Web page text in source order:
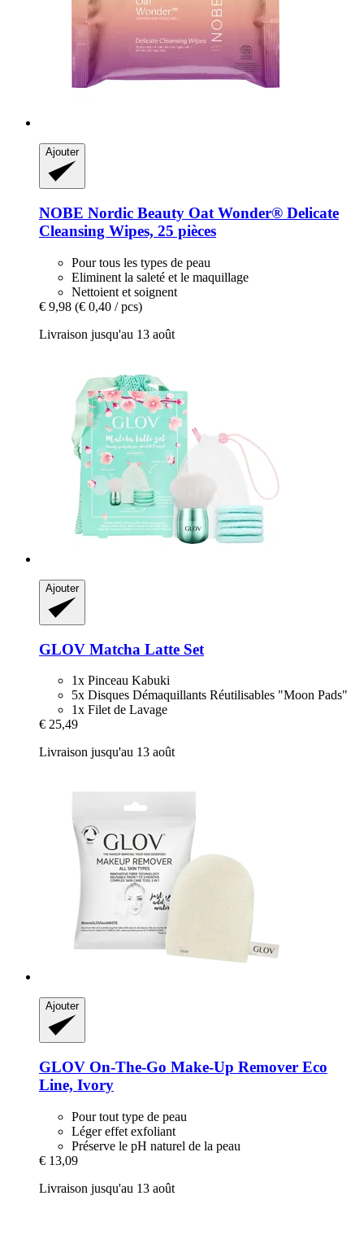
Ajouter
NOBE Nordic Beauty Oat Wonder® Delicate
Cleansing Wipes, 25 pièces
Pour tous les types de peau
Eliminent la saleté et le maquillage
Nettoient et soignent
€ 9,98 (€ 0,40 / pcs)
Livraison jusqu'au 13 août
Ajouter
GLOV Matcha Latte Set
1x Pinceau Kabuki
5x Disques Démaquillants Réutilisables "Moon Pads"
1x Filet de Lavage
€ 25,49
Livraison jusqu'au 13 août
Ajouter
GLOV On-​The-​Go Make-​Up Remover Eco
Line, Ivory
Pour tout type de peau
Léger effet exfoliant
Préserve le pH naturel de la peau
€ 13,09
Livraison jusqu'au 13 août